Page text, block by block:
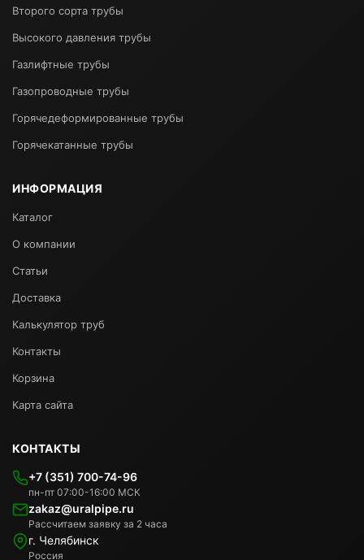
Второго сорта трубы
Высокого давления трубы
Газлифтные трубы
Газопроводные трубы
Горячедеформированные трубы
Горячекатанные трубы
ИНФОРМАЦИЯ
Каталог
О компании
Статьи
Доставка
Калькулятор труб
Контакты
Корзина
Карта сайта
КОНТАКТЫ
+7 (351) 700-74-96
пн-пт 07:00-16:00 МСК
zakaz@uralpipe.ru
Рассчитаем заявку за 2 часа
г. Челябинск
Россия